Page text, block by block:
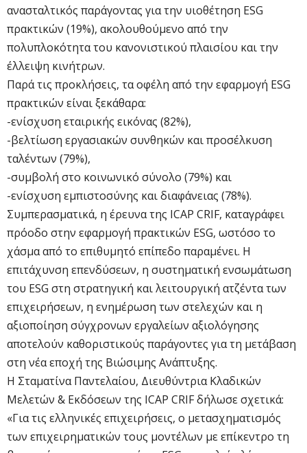
ανασταλτικός παράγοντας για την υιοθέτηση ESG
πρακτικών (19%), ακολουθούμενο από την
πολυπλοκότητα του κανονιστικού πλαισίου και την
έλλειψη κινήτρων.
Παρά τις προκλήσεις, τα οφέλη από την εφαρμογή ESG
πρακτικών είναι ξεκάθαρα:
-ενίσχυση εταιρικής εικόνας (82%),
-βελτίωση εργασιακών συνθηκών και προσέλκυση
ταλέντων (79%),
-συμβολή στο κοινωνικό σύνολο (79%) και
-ενίσχυση εμπιστοσύνης και διαφάνειας (78%).
Συμπερασματικά, η έρευνα της ICAP CRIF, καταγράφει
πρόοδο στην εφαρμογή πρακτικών ESG, ωστόσο το
χάσμα από το επιθυμητό επίπεδο παραμένει. Η
επιτάχυνση επενδύσεων, η συστηματική ενσωμάτωση
του ESG στη στρατηγική και λειτουργική ατζέντα των
επιχειρήσεων, η ενημέρωση των στελεχών και η
αξιοποίηση σύγχρονων εργαλείων αξιολόγησης
αποτελούν καθοριστικούς παράγοντες για τη μετάβαση
στη νέα εποχή της Βιώσιμης Ανάπτυξης.
Η Σταματίνα Παντελαίου, Διευθύντρια Κλαδικών
Μελετών & Εκδόσεων της ICAP CRIF δήλωσε σχετικά:
«Για τις ελληνικές επιχειρήσεις, ο μετασχηματισμός
των επιχειρηματικών τους μοντέλων με επίκεντρο τη